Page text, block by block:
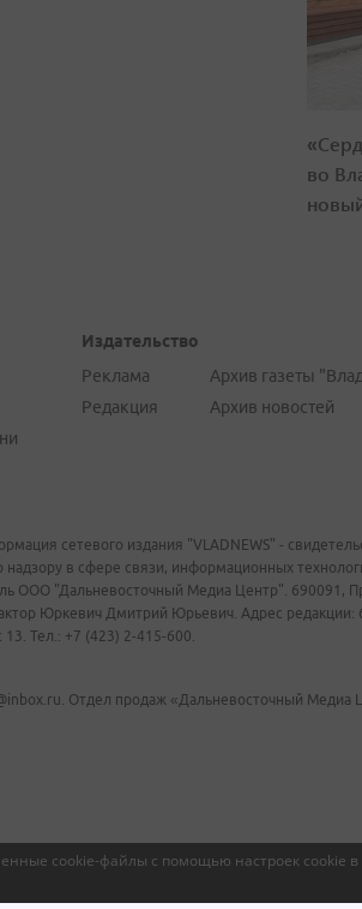
cookie-файлы с помощью настроек cookie
во
Издательство
Реклама
Редакция
Архив газеты
Архив новостей
сетевого издания "VLADNEWS" -
в сфере связи, информационных
ООО "Дальневосточный Медиа Центр". 690091,
Юркевич Дмитрий Юрьевич. Адрес редакции:
Тел.: +7 (423) 2-415-600.
Отдел продаж «Дальневосточный Медиа